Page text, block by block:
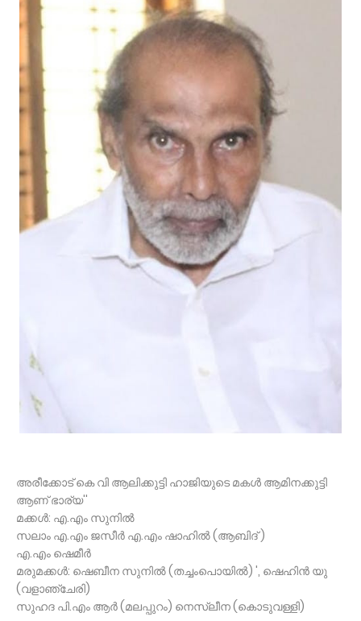
അരീക്കോട് കെ വി ആലിക്കുട്ടി ഹാജിയുടെ മകൾ ആമിനക്കുട്ടി
ആണ് ഭാര്യ''
മക്കൾ: എ.എം സുനിൽ
സലാം എ.എം ജസീർ എ.എം ഷാഹിൽ (ആബിദ് )
എ.എം ഷെമീർ
മരുമക്കൾ: ഷെബീന സുനിൽ (തച്ചംപൊയിൽ) ', ഷെഹിൻ യു
(വളാഞ്ചേരി)
സുഹദ പി.എം ആർ (മലപ്പുറം) നെസ്ലീന (കൊടുവള്ളി)